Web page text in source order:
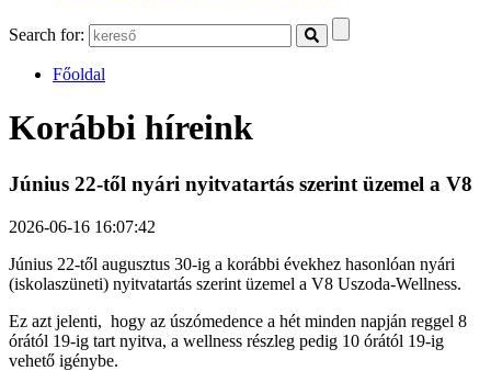
Search for:
Főoldal
Korábbi híreink
Június 22-től nyári nyitvatartás szerint üzemel a V8
2026-06-16 16:07:42
Június 22-től augusztus 30-ig a korábbi évekhez hasonlóan nyári
(iskolaszüneti) nyitvatartás szerint üzemel a V8 Uszoda-Wellness.
Ez azt jelenti, hogy az úszómedence a hét minden napján reggel 8
órától 19-ig tart nyitva, a wellness részleg pedig 10 órától 19-ig
vehető igénybe.